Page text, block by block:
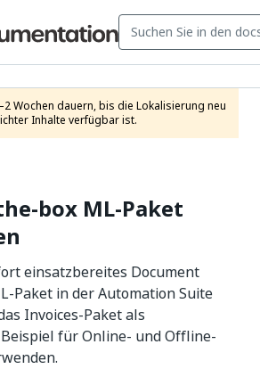
Wochen dauern, bis die Lokalisierung neu
Inhalte verfügbar ist.
box ML-Paket
einsatzbereites Document
Paket in der Automation Suite
Invoices-Paket als
für Online- und Offline-